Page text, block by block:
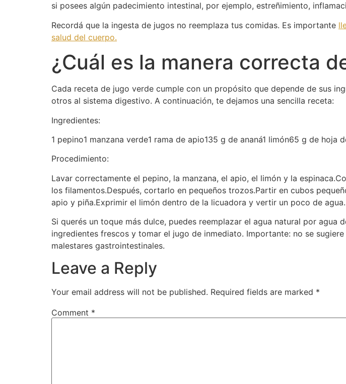
si posees algún padecimiento intestinal, por ejemplo, estreñimiento,
Recordá que la ingesta de jugos no reemplaza tus comidas. Es importante
salud del cuerpo.
¿Cuál es la manera correcta
Cada receta de jugo verde cumple con un propósito que depende de sus
otros al sistema digestivo. A continuación, te dejamos una sencilla receta:
Ingredientes:
1 pepino1 manzana verde1 rama de apio135 g de ananá1 limón65 g de
Procedimiento:
Lavar correctamente el pepino, la manzana, el apio, el limón y la
los filamentos.Después, cortarlo en pequeños trozos.Partir en cubos
apio y piña.Exprimir el limón dentro de la licuadora y vertir un poco de agua.
Si querés un toque más dulce, puedes reemplazar el agua natural por
ingredientes frescos y tomar el jugo de inmediato. Importante: no se
malestares gastrointestinales.
Leave a Reply
Your email address will not be published. Required fields are marked *
Comment *